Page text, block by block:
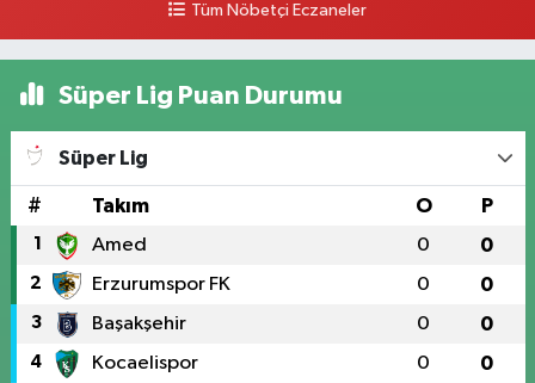
Tüm Nöbetçi Eczaneler
Süper Lig Puan Durumu
Süper Lig
# Takım O P
1 Amed 0 0
2 Erzurumspor FK 0 0
3 Başakşehir 0 0
4 Kocaelispor 0 0